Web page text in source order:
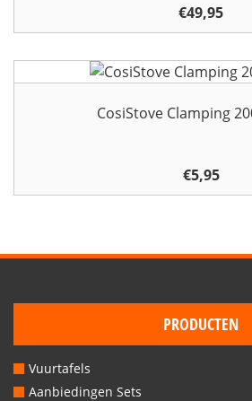
€49,95
CosiStove Clamping
€5,95
PRODUCTEN
Vuurtafels
Aanbiedingen Sets